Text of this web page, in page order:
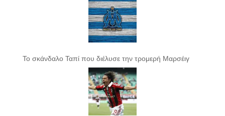
Το σκάνδαλο Ταπί που διέλυσε την τρομερή Μαρσέιγ